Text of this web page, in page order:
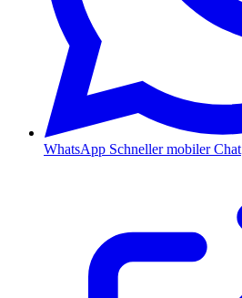
WhatsApp Schneller mobiler Chat